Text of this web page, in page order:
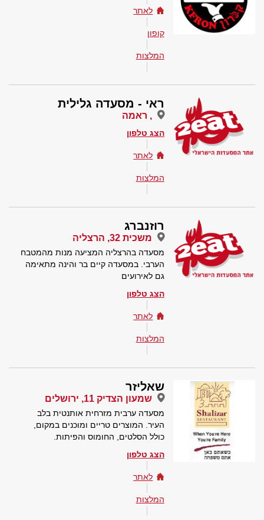
לאתר
קופון
המלצות
ראי - מסעדה גלילית
, ראמה
הצג טלפון
לאתר
המלצות
רוזנברג
משכית 32, הרצליה
מסעדה בהרצליה המציעה מנות מהמטבח
הערבי. במסעדה קיים בר והינה מתאימה
גם לאירועים
הצג טלפון
לאתר
המלצות
שאליזר
שמעון הצדיק 11, ירושלים
מסעדה ערבית מזרחית אותנטית בלב
העיר. המוצרים טריים ומוכנים במקום,
כולל הסלטים, החומוס והפיתות.
הצג טלפון
לאתר
המלצות